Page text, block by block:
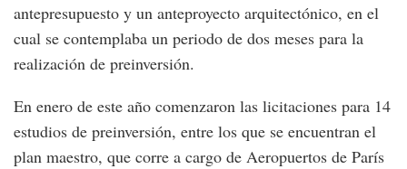
antepresupuesto y un anteproyecto arquitectónico, en el
cual se contemplaba un periodo de dos meses para la
realización de preinversión.
En enero de este año comenzaron las licitaciones para 14
estudios de preinversión, entre los que se encuentran el
plan maestro, que corre a cargo de Aeropuertos de París